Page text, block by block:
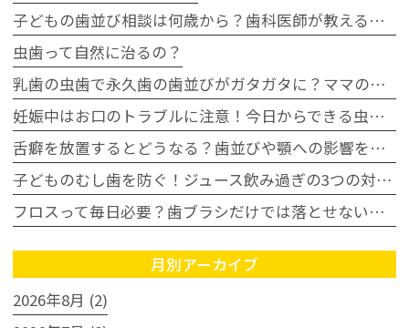
子どもの歯並び相談は何歳から？歯科医師が教える受診タイミングの目安
虫歯って自然に治るの？
乳歯の虫歯で永久歯の歯並びがガタガタに？ママの不安に歯科医が回答
妊娠中はお口のトラブルに注意！今日からできる虫歯・歯周病予防
舌癖を放置するとどうなる？歯並びや顎への影響を歯科医師が解説
子どものむし歯を防ぐ！ジュース飲み過ぎの3つの対策｜豊田市
フロスって毎日必要？歯ブラシだけでは落とせない汚れとは
月別アーカイブ
2026年8月 (2)